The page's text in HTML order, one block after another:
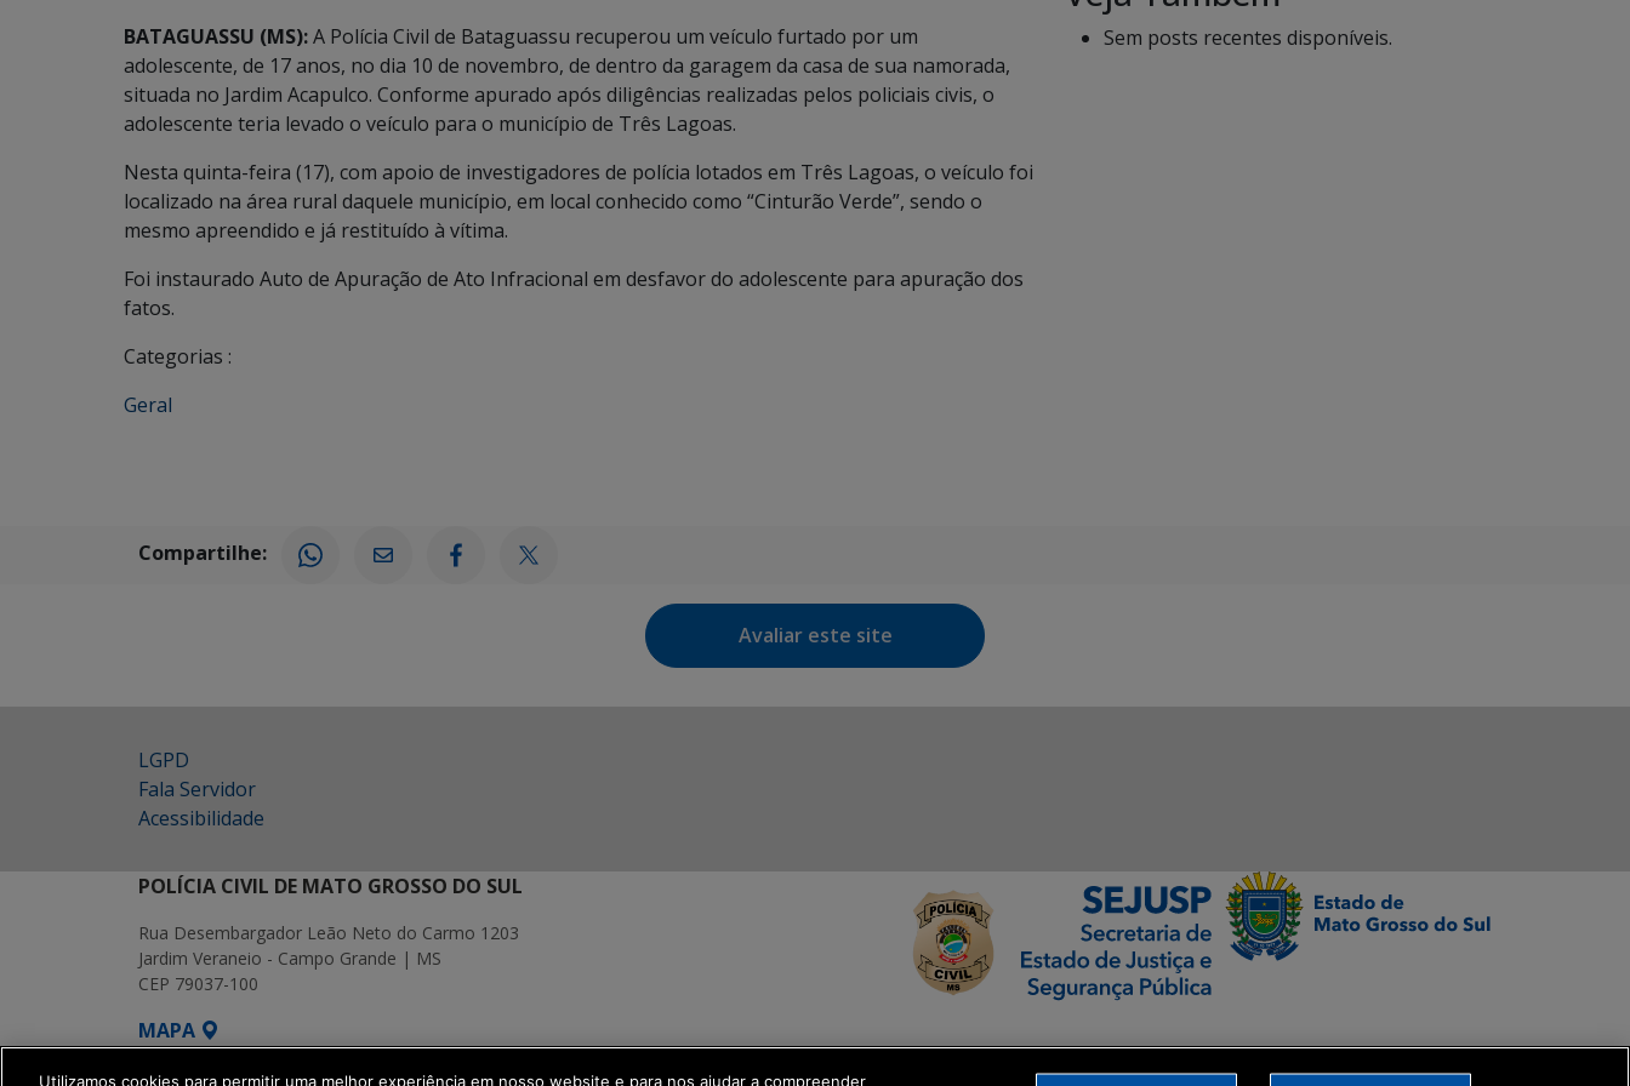
BATAGUASSU (MS):A Polícia Civil de Bataguassu recuperou um veículo furtado por um
adolescente, de 17 anos, no dia 10 de novembro, de dentro da garagem da casa de sua namorada,
situada no Jardim Acapulco. Conforme apurado após diligências realizadas pelos policiais civis, o
adolescente teria levado o veículo para o município de Três Lagoas.
Nesta quinta-feira (17), com apoio de investigadores de polícia lotados em Três Lagoas, o veículo foi
localizado na área rural daquele município, em local conhecido como “Cinturão Verde”, sendo o
mesmo apreendido e já restituído à vítima.
Foi instaurado Auto de Apuração de Ato Infracional em desfavor do adolescente para apuração dos
fatos.
Categorias :
Geral
Sem posts recentes disponíveis.
Compartilhe:
Avaliar este site
LGPD
Fala Servidor
Acessibilidade
POLÍCIA CIVIL DE MATO GROSSO DO SUL
Rua Desembargador Leão Neto do Carmo 1203
Jardim Veraneio - Campo Grande | MS
CEP 79037-100
MAPA
SETDIG | Secretaria-Executiva de Transformação Digital
Utilizamos cookies para permitir uma melhor experiência em nosso website e para nos ajudar a compreender